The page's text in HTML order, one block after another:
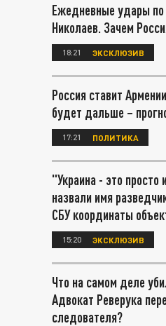
Ежедневные удары по
Николаев. Зачем
18:21 ЭКСКЛЮЗИВ
Россия ставит
будет дальше –
17:21 ПОЛИТИКА
"Украина - это
назвали имя
СБУ координаты
15:20 ЭКСКЛЮЗИВ
Что на самом деле
Адвокат Реверука
следователя?